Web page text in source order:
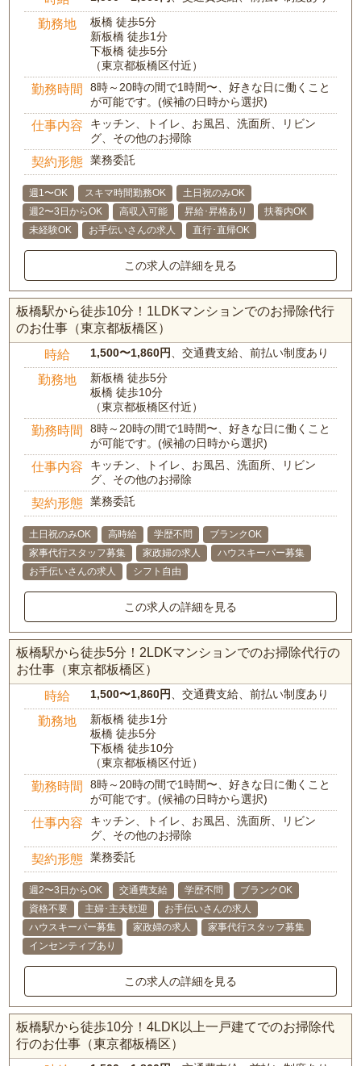
勤務地
板橋 徒歩5分
新板橋 徒歩1分
下板橋 徒歩5分
（東京都板橋区付近）
勤務時間
8時～20時の間で1時間〜、好きな日に働くこと
が可能です。(候補の日時から選択)
仕事内容
キッチン、トイレ、お風呂、洗面所、リビン
グ、その他のお掃除
契約形態 業務委託
週1〜OK スキマ時間勤務OK
土日祝のみOK
週2〜3日からOK
高収入可能 昇給･昇格あり
扶養内OK
未経験OK
お手伝いさんの求人 直行･直帰OK
この求人の詳細を見る
板橋駅から徒歩10分！1LDKマンションでのお掃除代行
のお仕事（東京都板橋区）
時給 1,500〜1,860円、交通費支給、前払い制度あり
勤務地
新板橋 徒歩5分
板橋 徒歩10分
（東京都板橋区付近）
勤務時間
8時～20時の間で1時間〜、好きな日に働くこと
が可能です。(候補の日時から選択)
仕事内容
キッチン、トイレ、お風呂、洗面所、リビン
グ、その他のお掃除
契約形態 業務委託
土日祝のみOK 高時給 学歴不問
ブランクOK
家事代行スタッフ募集
家政婦の求人
ハウスキーパー募集
お手伝いさんの求人
シフト自由
この求人の詳細を見る
板橋駅から徒歩5分！2LDKマンションでのお掃除代行の
お仕事（東京都板橋区）
時給 1,500〜1,860円、交通費支給、前払い制度あり
勤務地
新板橋 徒歩1分
板橋 徒歩5分
下板橋 徒歩10分
（東京都板橋区付近）
勤務時間
8時～20時の間で1時間〜、好きな日に働くこと
が可能です。(候補の日時から選択)
仕事内容
キッチン、トイレ、お風呂、洗面所、リビン
グ、その他のお掃除
契約形態 業務委託
週2〜3日からOK 交通費支給 学歴不問
ブランクOK
資格不要
主婦･主夫歓迎
お手伝いさんの求人
ハウスキーパー募集
家政婦の求人
家事代行スタッフ募集
インセンティブあり
この求人の詳細を見る
板橋駅から徒歩10分！4LDK以上一戸建てでのお掃除代
行のお仕事（東京都板橋区）